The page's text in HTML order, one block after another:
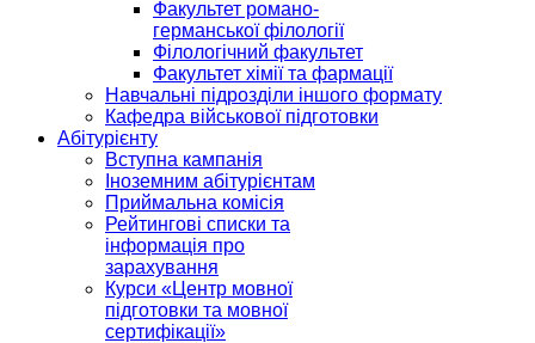
Факультет романо-
германської філології
Філологічний факультет
Факультет хімії та фармації
Навчальні підрозділи іншого формату
Кафедра військової підготовки
Абітурієнту
Вступна кампанія
Іноземним абітурієнтам
Приймальна комісія
Рейтингові списки та
інформація про
зарахування
Курси «Центр мовної
підготовки та мовної
сертифікації»